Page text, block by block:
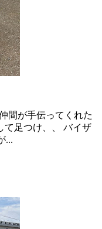
間が手伝ってくれた
足つけ、、 バイザ
...